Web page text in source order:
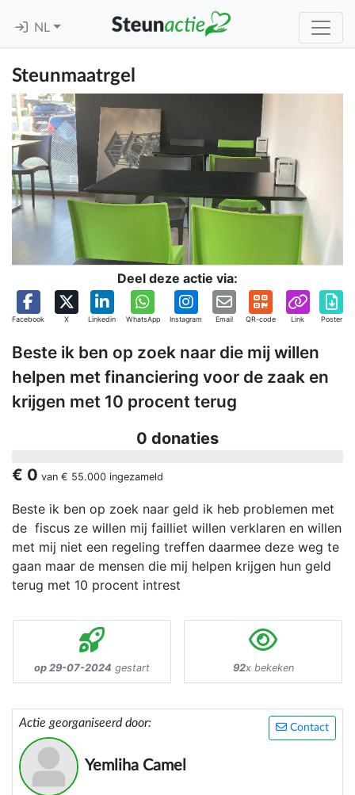
NL
Steunmaatrgel
Deel deze actie via:
Facebook X Linkedin WhatsApp Instagram Email QR-code Link Poster
Beste ik ben op zoek naar die mij willen
helpen met financiering voor de zaak en
krijgen met 10 procent terug
0 donaties
€ 0 van € 55.000 ingezameld
Beste ik ben op zoek naar geld ik heb problemen met
de fiscus ze willen mij failliet willen verklaren en willen
met mij niet een regeling treffen daarmee deze weg te
gaan maar de mensen die mij helpen krijgen hun geld
terug met 10 procent intrest
op 29-07-2024 gestart 92x bekeken
Contact
Actie georganiseerd door:
Yemliha Camel